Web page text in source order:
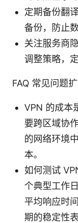
定期备份翻
备份，防止
关注服务商
调整策略，
FAQ 常见问题
VPN 的成本
要跨区域协
的网络环境
本。
如何测试
个典型工作
平均响应时
期的稳定性表